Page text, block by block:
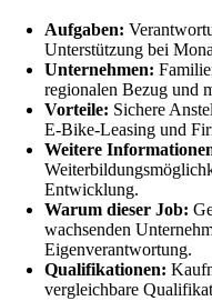
Aufgaben:
Unterstützung bei
Unternehmen:
regionalen Bezug und
Vorteile: Sichere
E-Bike-Leasing und
Weitere
Entwicklung.
Warum dieser Job:
wachsenden
Eigenverantwortung.
Qualifikationen:
vergleichbare